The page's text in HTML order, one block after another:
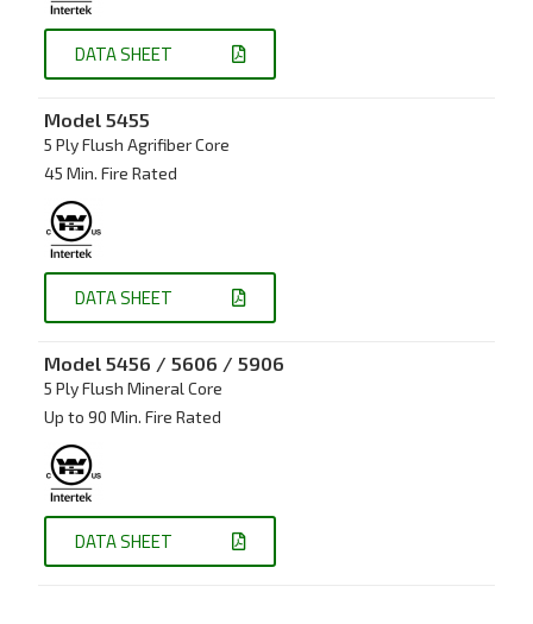
DATA SHEET
Model 5455
5 Ply Flush Agrifiber Core
45 Min. Fire Rated
DATA SHEET
Model 5456 / 5606 / 5906
5 Ply Flush Mineral Core
Up to 90 Min. Fire Rated
DATA SHEET